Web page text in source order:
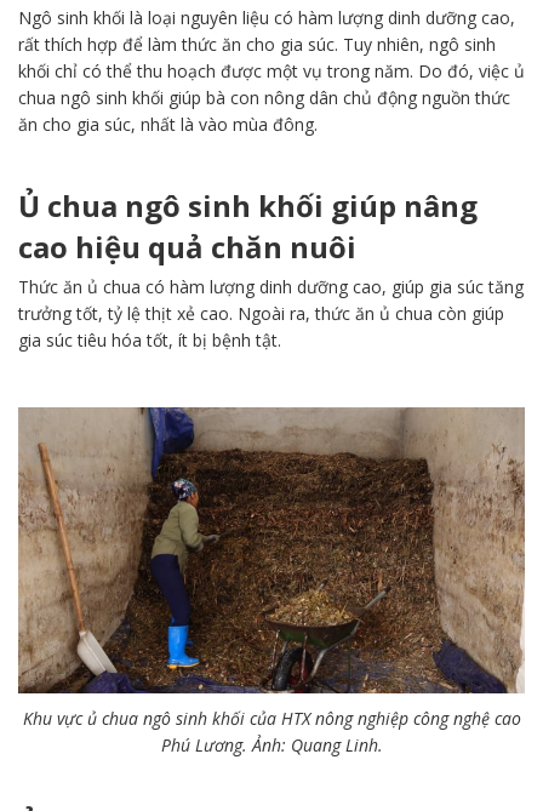
Ngô sinh khối là loại nguyên liệu có hàm lượng dinh dưỡng cao,
rất thích hợp để làm thức ăn cho gia súc. Tuy nhiên, ngô sinh
khối chỉ có thể thu hoạch được một vụ trong năm. Do đó, việc ủ
chua ngô sinh khối giúp bà con nông dân chủ động nguồn thức
ăn cho gia súc, nhất là vào mùa đông.
Ủ chua ngô sinh khối giúp nâng
cao hiệu quả chăn nuôi
Thức ăn ủ chua có hàm lượng dinh dưỡng cao, giúp gia súc tăng
trưởng tốt, tỷ lệ thịt xẻ cao. Ngoài ra, thức ăn ủ chua còn giúp
gia súc tiêu hóa tốt, ít bị bệnh tật.
Khu vực ủ chua ngô sinh khối của HTX nông nghiệp công nghệ cao
Phú Lương. Ảnh: Quang Linh.